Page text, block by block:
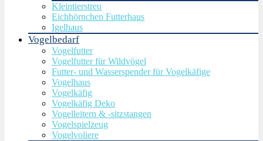
Kleintierstreu
Eichhörnchen Futterhaus
Igelhaus
Vogelbedarf
Vogelfutter
Vogelfutter für Wildvögel
Futter- und Wasserspender für Vogelkäfige
Vogelhaus
Vogelkäfig
Vogelkäfig Deko
Vogelleitern & -sitzstangen
Vogelspielzeug
Vogelvoliere